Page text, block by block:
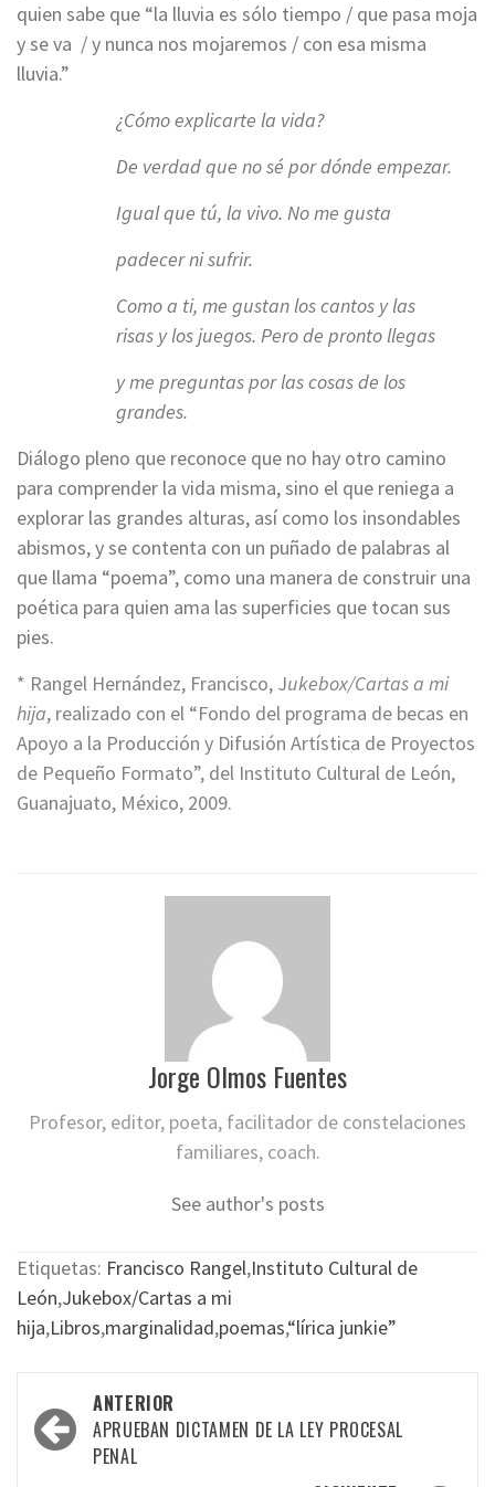
quien sabe que “la lluvia es sólo tiempo / que pasa moja
y se va / y nunca nos mojaremos / con esa misma
lluvia.”
¿Cómo explicarte la vida?
De verdad que no sé por dónde empezar.
Igual que tú, la vivo. No me gusta
padecer ni sufrir.
Como a ti, me gustan los cantos y las
risas y los juegos. Pero de pronto llegas
y me preguntas por las cosas de los
grandes.
Diálogo pleno que reconoce que no hay otro camino
para comprender la vida misma, sino el que reniega a
explorar las grandes alturas, así como los insondables
abismos, y se contenta con un puñado de palabras al
que llama “poema”, como una manera de construir una
poética para quien ama las superficies que tocan sus
pies.
* Rangel Hernández, Francisco, Jukebox/Cartas a mi
hija, realizado con el “Fondo del programa de becas en
Apoyo a la Producción y Difusión Artística de Proyectos
de Pequeño Formato”, del Instituto Cultural de León,
Guanajuato, México, 2009.
Jorge Olmos Fuentes
Profesor, editor, poeta, facilitador de constelaciones
familiares, coach.
See author's posts
Etiquetas: Francisco Rangel,Instituto Cultural de
León,Jukebox/Cartas a mi
hija,Libros,marginalidad,poemas,“lírica junkie”
Navegación
por
ANTERIOR
APRUEBAN DICTAMEN DE LA LEY PROCESAL
PENAL